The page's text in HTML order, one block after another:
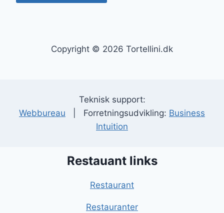
Copyright © 2026 Tortellini.dk
Teknisk support:
Webbureau | Forretningsudvikling: Business
Intuition
Restauant links
Restaurant
Restauranter